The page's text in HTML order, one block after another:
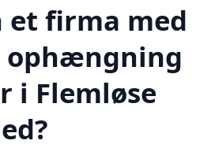
et firma med
ophængning
i Flemløse